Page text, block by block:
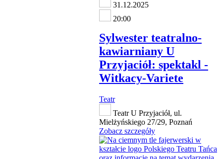
31.12.2025
20:00
Sylwester teatralno-
kawiarniany U
Przyjaciół: spektakl -
Witkacy-Variete
Teatr
Teatr U Przyjaciół, ul.
Mielżyńskiego 27/29, Poznań
Zobacz szczegóły